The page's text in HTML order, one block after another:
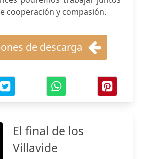
cooperación y compasión.
de descarga
El final de los
Villavide